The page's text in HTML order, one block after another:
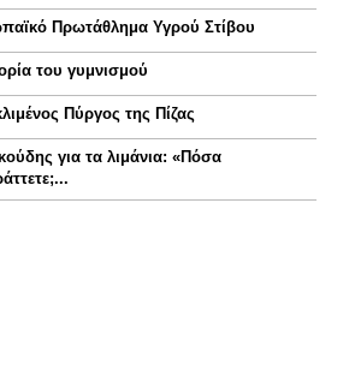
Πρωτάθλημα Υγρού Στίβου
του γυμνισμoύ
Πύργος της Πίζας
για τα λιμάνια: «Πόσα